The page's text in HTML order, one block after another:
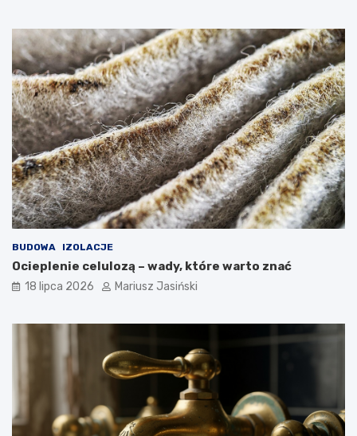
BUDOWA IZOLACJE
Ocieplenie celulozą – wady, które warto znać
18 lipca 2026 Mariusz Jasiński